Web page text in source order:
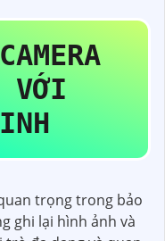
VỚI
trọng trong bảo
ghi lại hình ảnh và